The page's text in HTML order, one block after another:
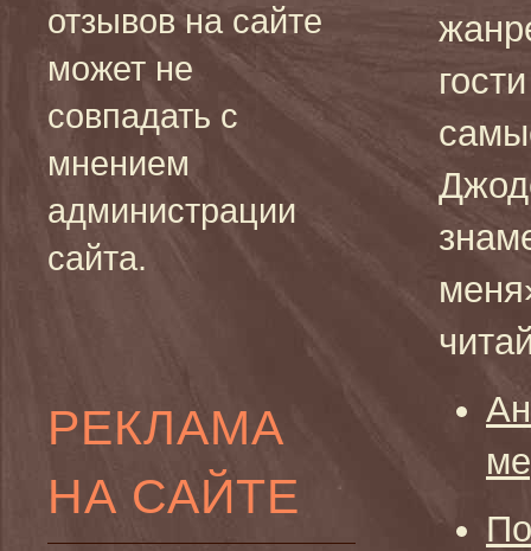
отзывов на сайте
может не
совпадать с
мнением
администрации
сайта.
РЕКЛАМА
НА САЙТЕ